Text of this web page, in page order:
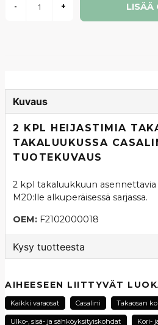
- + LISÄÄ
Kuvaus
2 KPL HEIJASTIMIA
TAKALUUKUSSA
TUOTEKUVAUS
2 kpl takaluukkuun asennettavia
M20:lle alkuperäisessä sarjassa.
OEM: F2102000018
Kysy tuotteesta
Kysy meiltä tästä
AIHEESEEN LIITTYVÄT
Kaikki varaosat Casalini Takaosan
Ulko-, sisä- ja sähköyksityiskohdat Kori-